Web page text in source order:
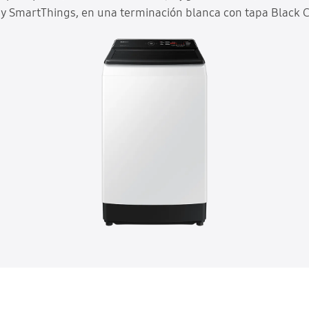
SmartThings, en una terminación blanca con tapa Black